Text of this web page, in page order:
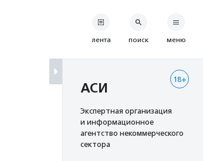
лента поиск меню
18+
АСИ
Экспертная организация
и информационное
агентство некоммерческого
сектора